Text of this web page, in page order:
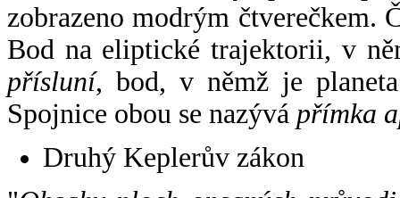
zobrazeno modrým čtverečkem.
Bod na eliptické trajektorii, v
přísluní, bod, v němž je
Spojnice obou se nazývá přímka
Druhý Keplerův zákon